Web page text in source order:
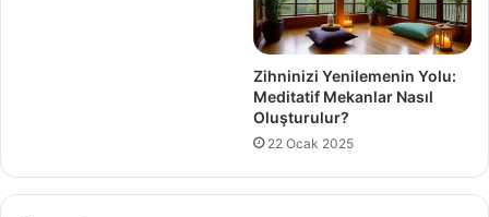
Zihninizi Yenilemenin Yolu:
Meditatif Mekanlar Nasıl
Oluşturulur?
22 Ocak 2025